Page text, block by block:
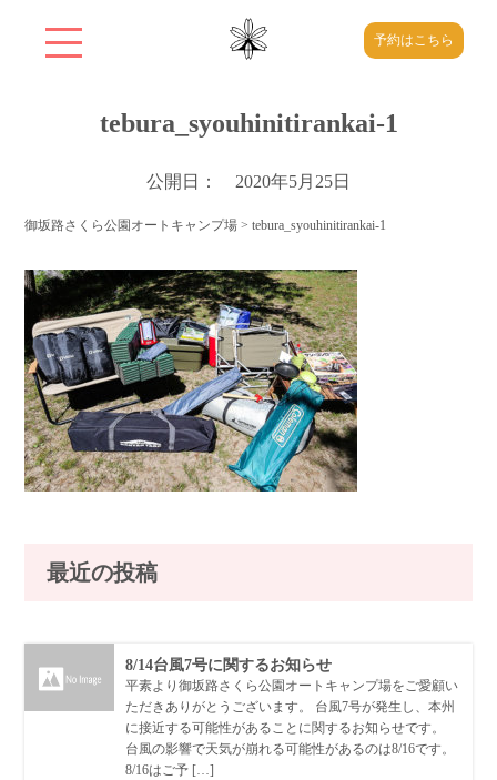
予約はこちら
tebura_syouhinitirankai-1
公開日： 2020年5月25日
御坂路さくら公園オートキャンプ場 >tebura_syouhinitirankai-1
最近の投稿
8/14台風7号に関するお知らせ
平素より御坂路さくら公園オートキャンプ場をご愛顧い
ただきありがとうございます。 台風7号が発生し、本州
に接近する可能性があることに関するお知らせです。
台風の影響で天気が崩れる可能性があるのは8/16です。
8/16はご予 […]